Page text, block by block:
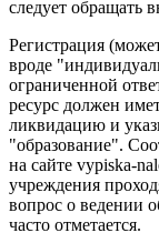
следует обращать
Регистрация
вроде
ограниченной
ресурс должен
ликвидацию и
"образование".
на сайте vypiska-
учреждения
вопрос о ведении
часто отметается.